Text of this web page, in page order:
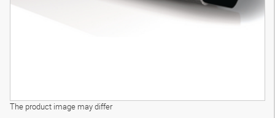
The product image may differ